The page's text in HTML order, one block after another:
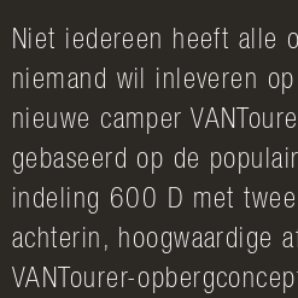
Niet iedereen heeft alle
niemand wil inleveren
nieuwe camper
gebaseerd op de
indeling 600 D met
achterin, hoogwaardige
VANTourer-